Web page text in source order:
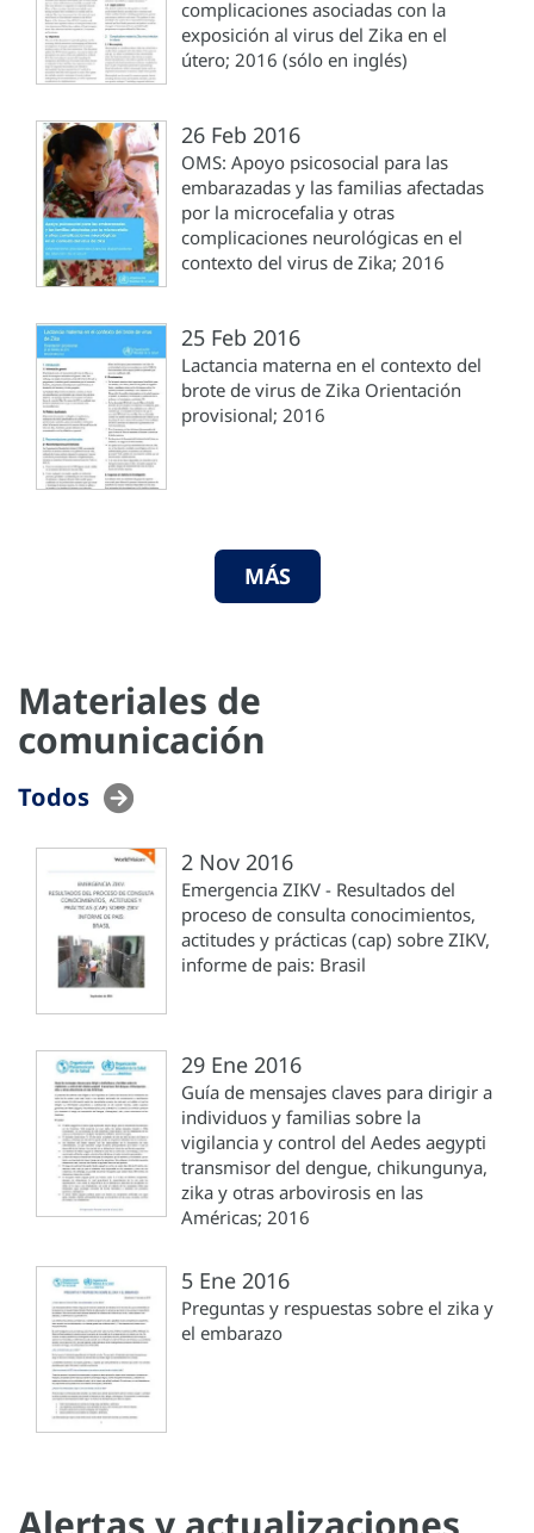
complicaciones asociadas con la
exposición al virus del Zika en el
útero; 2016 (sólo en inglés)
26 Feb 2016
OMS: Apoyo psicosocial para las
embarazadas y las familias afectadas
por la microcefalia y otras
complicaciones neurológicas en el
contexto del virus de Zika; 2016
25 Feb 2016
Lactancia materna en el contexto del
brote de virus de Zika Orientación
provisional; 2016
MÁS
Materiales de
comunicación
Todos
2 Nov 2016
Emergencia ZIKV - Resultados del
proceso de consulta conocimientos,
actitudes y prácticas (cap) sobre ZIKV,
informe de pais: Brasil
29 Ene 2016
Guía de mensajes claves para dirigir a
individuos y familias sobre la
vigilancia y control del Aedes aegypti
transmisor del dengue, chikungunya,
zika y otras arbovirosis en las
Américas; 2016
5 Ene 2016
Preguntas y respuestas sobre el zika y
el embarazo